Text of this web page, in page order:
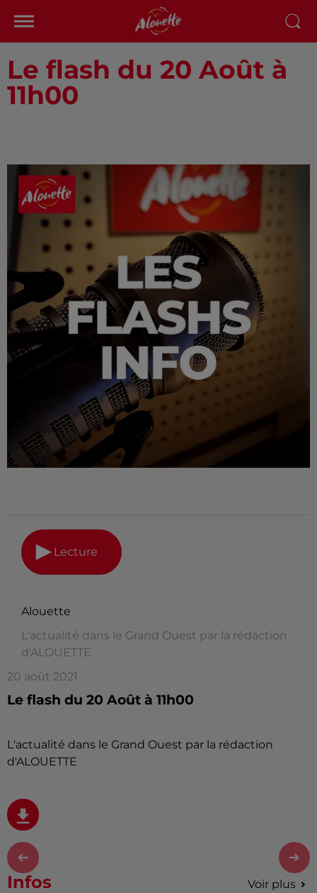
Le flash du 20 Août à
11h00
Lecture
Alouette
L'actualité dans le Grand Ouest par la rédaction
d'ALOUETTE
20 août 2021
Le flash du 20 Août à 11h00
L'actualité dans le Grand Ouest par la rédaction
d'ALOUETTE
Infos Voir plus